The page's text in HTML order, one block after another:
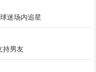
迷场内追星
持男友